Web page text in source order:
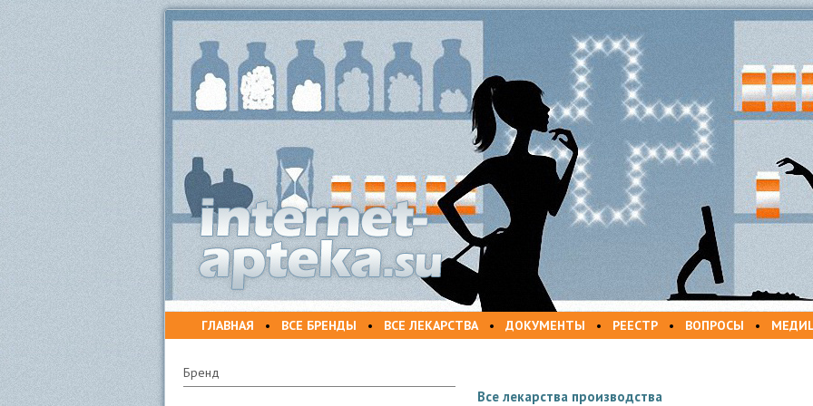
ГЛАВНАЯ • ВСЕ БРЕНДЫ • ВСЕ ЛЕКАРСТВА• ДОКУМЕНТЫ • РЕЕСТР • ВОПРОСЫ •
Бренд
Все лекарства производства